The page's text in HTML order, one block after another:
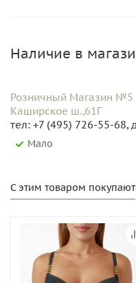
Наличие в
Розничный Магазин №5
Каширское ш.,61Г
тел: +7 (495) 726-55-68,
Мало
С этим товаром покупают